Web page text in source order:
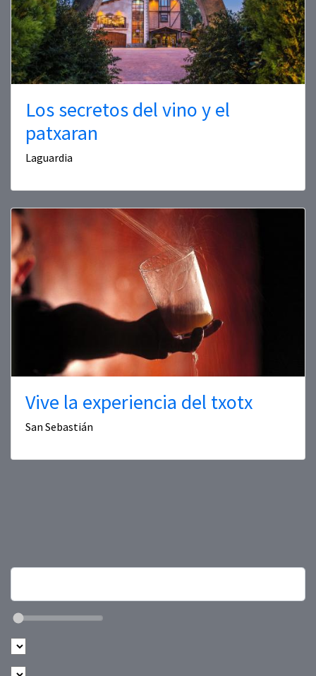
Los secretos del vino y el
patxaran
Laguardia
Vive la experiencia del txotx
San Sebastián